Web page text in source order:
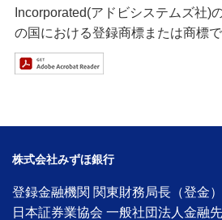
Incorporated(アドビシステムズ社)
の国における登録商標または商標で
株式会社みずほ銀行
登録金融機関 関東財務局長（登
日本証券業協会 一般社団法人金融